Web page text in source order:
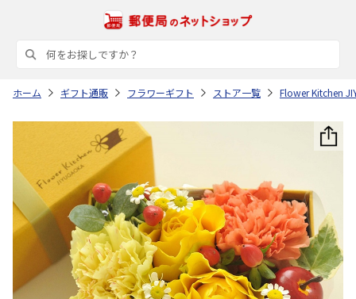
ホーム ギフト通販 フラワーギフト ストア一覧 Flower Kitchen